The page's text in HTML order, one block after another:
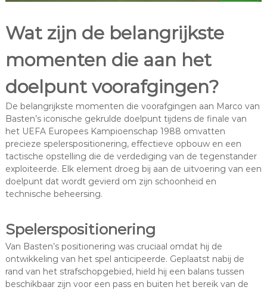
Wat zijn de belangrijkste
momenten die aan het
doelpunt voorafgingen?
De belangrijkste momenten die voorafgingen aan Marco van
Basten’s iconische gekrulde doelpunt tijdens de finale van
het UEFA Europees Kampioenschap 1988 omvatten
precieze spelerspositionering, effectieve opbouw en een
tactische opstelling die de verdediging van de tegenstander
exploiteerde. Elk element droeg bij aan de uitvoering van een
doelpunt dat wordt gevierd om zijn schoonheid en
technische beheersing.
Spelerspositionering
Van Basten’s positionering was cruciaal omdat hij de
ontwikkeling van het spel anticipeerde. Geplaatst nabij de
rand van het strafschopgebied, hield hij een balans tussen
beschikbaar zijn voor een pass en buiten het bereik van de